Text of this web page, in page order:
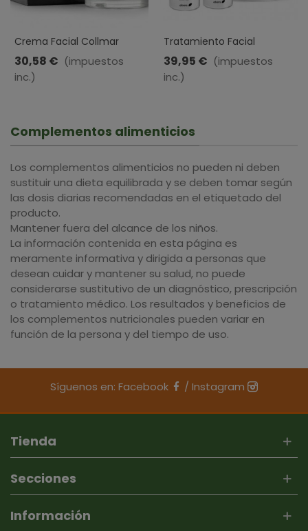
Crema Facial Collmar
Beauty · Drasanvi · 60ml
30,58 € (impuestos
inc.)
Tratamiento Facial
Hialurónico 360 · Ebers · 30
Ml + 30 Ml
39,95 € (impuestos
inc.)
Complementos alimenticios
Los complementos alimenticios no pueden ni deben
sustituir una dieta equilibrada y se deben tomar según
las dosis diarias recomendadas en el etiquetado del
producto.
Mantener fuera del alcance de los niños.
La información contenida en esta página es
meramente informativa y dirigida a personas que
desean cuidar y mantener su salud, no puede
considerarse sustitutivo de un diagnóstico, prescripción
o tratamiento médico. Los resultados y beneficios de
los complementos nutricionales pueden variar en
función de la persona y del tiempo de uso.
Síguenos en: Facebook / Instagram
Tienda
Secciones
Información